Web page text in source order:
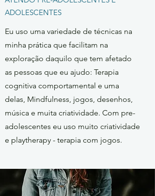
ADOLESCENTES
Eu uso uma variedade de técnicas na
minha prática que facilitam na
exploração daquilo que tem afetado
as pessoas que eu ajudo: Terapia
cognitiva comportamental e uma
delas, Mindfulness, jogos, desenhos,
música e muita criatividade. Com pre-
adolescentes eu uso muito criatividade
e playtherapy - terapia com jogos.